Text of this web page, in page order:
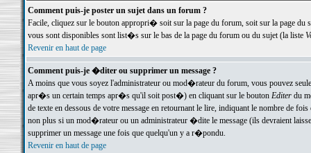
Comment puis-je poster un sujet dans un forum ?
Facile, cliquez sur le bouton appropri� soit sur la page du forum, soit sur la page du
vous sont disponibles sont list�s sur le bas de la page du forum ou du sujet (la liste
Revenir en haut de page
Comment puis-je �diter ou supprimer un message ?
A moins que vous soyez l'administrateur ou mod�rateur du forum, vous pouvez
apr�s un certain temps apr�s qu'il soit post�) en cliquant sur le bouton Editerdu
de texte en dessous de votre message en retournant le lire, indiquant le nombre
non plus si un mod�rateur ou un administrateur �dite le message (ils devraient
supprimer un message une fois que quelqu'un y a r�pondu.
Revenir en haut de page